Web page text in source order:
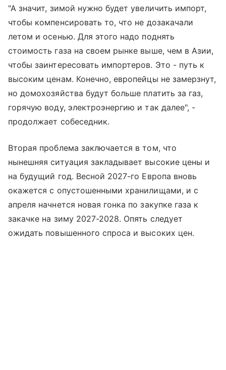
"А значит, зимой нужно будет увеличить импорт,
чтобы компенсировать то, что не дозакачали
летом и осенью. Для этого надо поднять
стоимость газа на своем рынке выше, чем в Азии,
чтобы заинтересовать импортеров. Это - путь к
высоким ценам. Конечно, европейцы не замерзнут,
но домохозяйства будут больше платить за газ,
горячую воду, электроэнергию и так далее", -
продолжает собеседник.
Вторая проблема заключается в том, что
нынешняя ситуация закладывает высокие цены и
на будущий год. Весной 2027-го Европа вновь
окажется с опустошенными хранилищами, и с
апреля начнется новая гонка по закупке газа к
закачке на зиму 2027-2028. Опять следует
ожидать повышенного спроса и высоких цен.